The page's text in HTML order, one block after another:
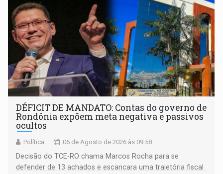
DÉFICIT DE MANDATO: Contas do governo de
Rondônia expõem meta negativa e passivos
ocultos
Política 06 de Agosto de 2026 às 09:58
Decisão do TCE-RO chama Marcos Rocha para se
defender de 13 achados e escancara uma trajetória fiscal